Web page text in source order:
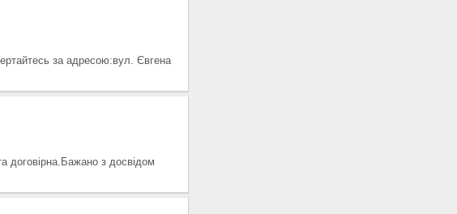
за адресою:вул. Євгена
з досвідом